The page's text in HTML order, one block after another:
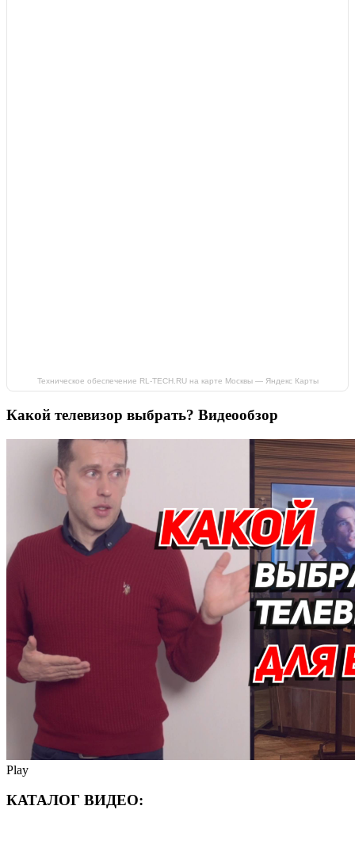
Техническое обеспечение RL-TECH.RU на карте Москвы — Яндекс Карты
Какой телевизор выбрать? Видеообзор
Play
КАТАЛОГ ВИДЕО: